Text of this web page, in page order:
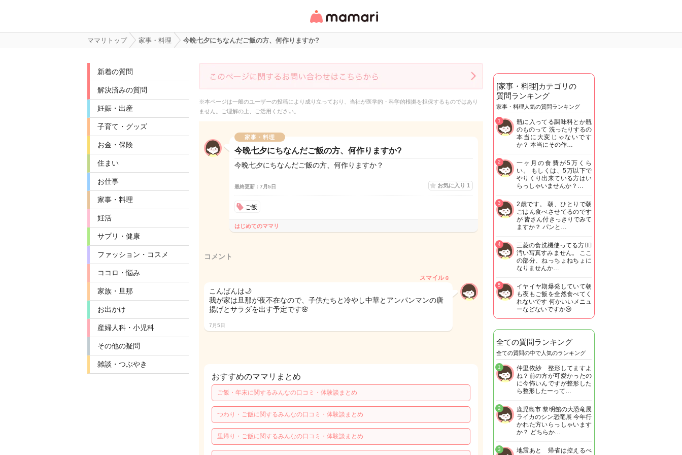
リ・情報サイト
ママリトップ 家事・料理 今晩七夕にちなんだご飯の方、何作りますか?
新着の質問
解決済みの質問
妊娠・出産
子育て・グッズ
お金・保険
住まい
お仕事
家事・料理
妊活
サプリ・健康
ファッション・コスメ
ココロ・悩み
家族・旦那
お出かけ
産婦人科・小児科
その他の疑問
雑談・つぶやき
※本ページは一般のユーザーの投稿により成り立っており、当社が医学的・科学的根拠を担保するものではあり
ません。ご理解の上、ご活用ください。
家事・料理
今晩七夕にちなんだご飯の方、何作りますか?
今晩七夕にちなんだご飯の方、何作りますか？
最終更新：7月5日 お気に入り 1
ご飯
はじめてのママリ
コメント
スマイル☺
こんばんは🌙
我が家は旦那が夜不在なので、子供たちと冷やし中華とアンパンマンの唐
揚げとサラダを出す予定です🌸
7月5日
おすすめのママリまとめ
ご飯・年末に関するみんなの口コミ・体験談まとめ
つわり・ご飯に関するみんなの口コミ・体験談まとめ
里帰り・ご飯に関するみんなの口コミ・体験談まとめ
[家事・料理]カテゴリの
質問ランキング
家事・料理人気の質問ランキング
瓶に入ってる調味料とか瓶
のものって 洗ったりするの
本当に大変じゃないです
か？ 本当にその作…
1
一ヶ月の食費が5万くら
い。 もしくは、5万以下で
やりくり出来ている方はい
らっしゃいませんか？…
2
2歳です。 朝、ひとりで朝
ごはん食べさせてるのです
が 皆さん付きっきりでみて
ますか？ パンと…
3
三菱の食洗機使ってる方🙋‍♀️
汚い写真すみません。 ここ
の部分、ねっちょねちょに
なりませんか…
4
イヤイヤ期爆発していて朝
も夜もご飯を全然食べてく
れないです 何かいいメニュ
ーなどないですか😢
5
全ての質問ランキング
全ての質問の中で人気のランキング
仲里依紗 整形してますよ
ね？前の方が可愛かったの
に今怖いんですが整形した
ら整形したーって…
1
鹿児島市 黎明館の大恐竜展
ライカのシン恐竜展 今年行
かれた方いらっしゃいます
か？ どちらか…
2
地震あと 帰省は控えるべ
3